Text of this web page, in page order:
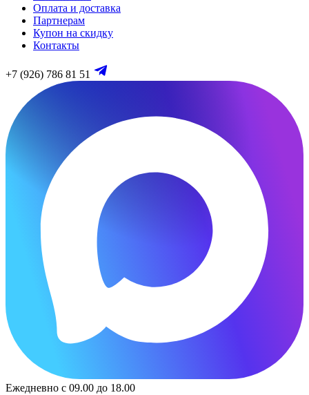
Оплата и доставка
Партнерам
Купон на скидку
Контакты
+7 (926) 786 81 51
Ежедневно с 09.00 до 18.00